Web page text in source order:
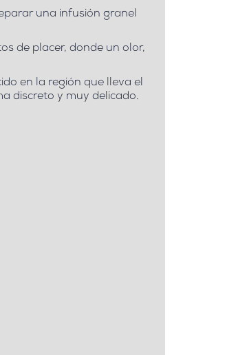
una infusión granel
de placer, donde un olor,
en la región que lleva el
discreto y muy delicado.